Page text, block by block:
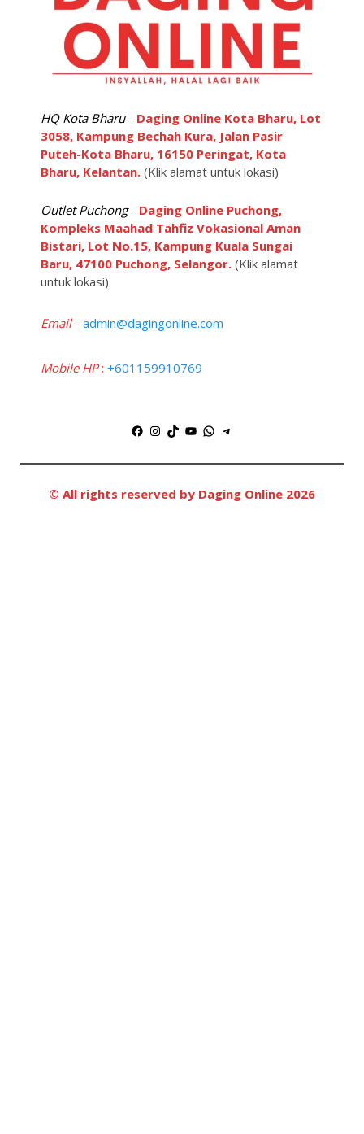
be
the
product
HQ Kota Bharu- Daging Online Kota Bharu, Lot
3058, Kampung Bechah Kura, Jalan Pasir
Puteh-Kota Bharu, 16150 Peringat, Kota
Bharu, Kelantan.(Klik alamat untuk lokasi)
Outlet Puchong- Daging Online Puchong,
Kompleks Maahad Tahfiz Vokasional Aman
Bistari, Lot No.15, Kampung Kuala Sungai
Baru, 47100 Puchong, Selangor.(Klik alamat
untuk lokasi)
Email- admin@dagingonline.com
Mobile HP: +601159910769
Facebook
Instagram
TikTok
YouTube
WhatsApp
Telegram
© All rights reserved by Daging Online 2026